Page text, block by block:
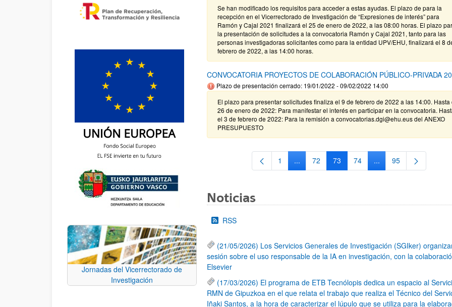
Jornadas del Vicerrectorado de
Investigación
Se han modificado los requisitos para acceder a estas ayudas. El plazo de para la
recepción en el Vicerrectorado de Investigación de “Expresiones de interés” para
Ramón y Cajal 2021 finalizará el 25 de enero de 2022, a las 08:00 horas. El plazo
la presentación de solicitudes a la convocatoria Ramón y Cajal 2021, tanto para las
personas investigadoras solicitantes como para la entidad UPV/EHU, finalizará el 8
febrero de 2022, a las 14:00 horas.
CONVOCATORIA PROYECTOS DE COLABORACIÓN PÚBLICO-PRIVADA
Plazo de presentación cerrado: 19/01/2022 - 09/02/2022 14:00
El plazo para presentar solicitudes finaliza el 9 de febrero de 2022 a las 14:00. Hasta
26 de enero de 2022: Para manifestar el interés en participar en la convocatoria.
el 3 de febrero de 2022: Para la remisión a convocatorias.dgi@ehu.eus del ANEXO
PRESUPUESTO
Página
1 ...Páginas intermedias Use TAB para desplazarse.
Página
72 Página
73 Página
74 ...Páginas intermedias
Página
95
Noticias
RSS
(21/05/2026) Los Servicios Generales de Investigación (SGIker)
sesión sobre el uso responsable de la IA en investigación, con la
Elsevier
(17/03/2026) El programa de ETB Tecnólopis dedica un espacio al
RMN de Gipuzkoa en el que relata el trabajo que realiza el Técnico del
Iñaki Santos, a la hora de caracterizar el lúpulo que se utiliza para la